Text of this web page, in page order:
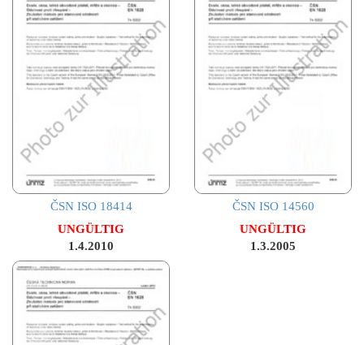
ČSN ISO 18414
UNGÜLTIG
1.4.2010
ČSN ISO 14560
UNGÜLTIG
1.3.2005